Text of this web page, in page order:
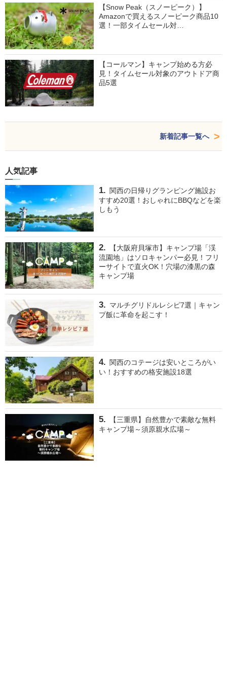
【Snow Peak（スノーピーク）】
Amazonで買えるスノーピーク商品10
選！一部タイムセール対…
【コールマン】キャンプ始める方必
見！タイムセール対象のアウトドア商
品5選
新着記事一覧へ
人気記事
関西の日帰りグランピング施設お
すすめ20選！おしゃれにBBQなどを楽
しもう
【大阪府貝塚市】キャンプ場「渓
流園地」はソロキャンパー必見！フリ
ーサイトで直火OK！穴場の漆黒の森
キャンプ場
マルチグリドルレシピ7選｜キャン
プ飯に革命を起こす！
関西のコテージは安いところがい
い！おすすめの格安施設18選
【三重県】自然豊かで素敵な無料
キャンプ場～須原親水広場～